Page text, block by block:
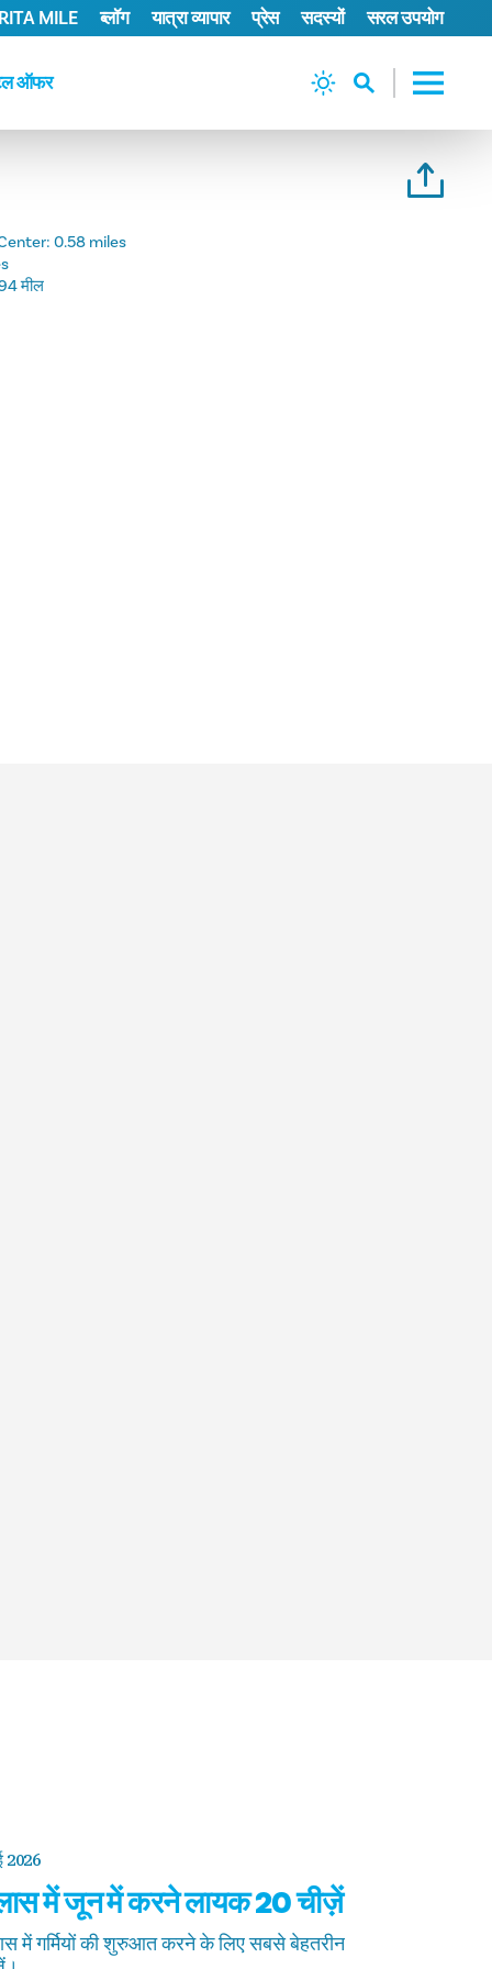
ऑफर
MILE ब्लॉग यात्रा व्यापार प्रेस सदस्यों सरल उपयोग
0.58 miles
मील
2026
में जून में करने लायक 20 चीज़ें
में गर्मियों की शुरुआत करने के लिए सबसे बेहतरीन